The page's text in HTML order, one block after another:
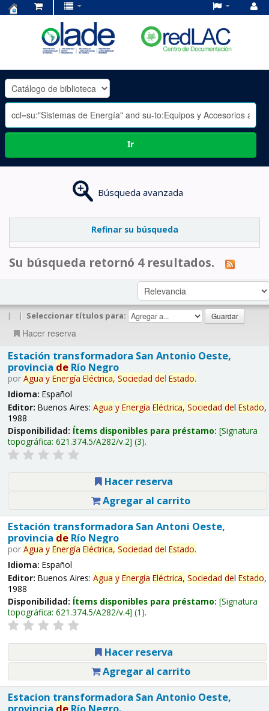
OLADE
-
Ir
Búsqueda avanzada
Refinar su búsqueda
Su búsqueda retornó 4 resultados.
| | Seleccionar títulos para:
Hacer reserva
Estación transformadora San Antonio Oeste,
provincia deRío Negro
por Agua y Energía Eléctrica, Sociedad del Estado.
Idioma: Español
Editor: Buenos Aires: Agua y Energía Eléctrica, Sociedad del Estado,
1988
Disponibilidad: Ítems disponibles para préstamo: Signatura
topográfica: 621.374.5/A282/v.2 (3).
Hacer reserva
Agregar al carrito
Estación transformadora San Antoni Oeste,
provincia deRío Negro
por Agua y Energía Eléctrica, Sociedad del Estado.
Idioma: Español
Editor: Buenos Aires: Agua y Energía Eléctrica, Sociedad del Estado,
1988
Disponibilidad: Ítems disponibles para préstamo: Signatura
topográfica: 621.374.5/A282/v.4 (1).
Hacer reserva
Agregar al carrito
Estacion transformadora San Antonio Oeste,